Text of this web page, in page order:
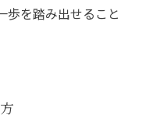
歩を踏み出せること